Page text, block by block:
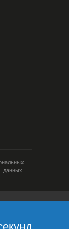
данных.